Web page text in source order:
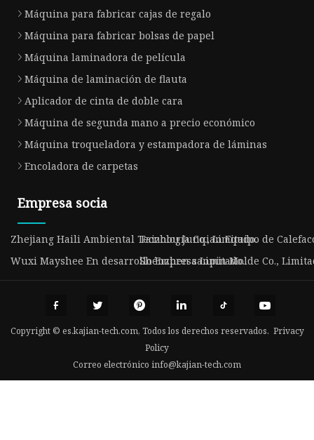
Máquina para fabricar cajas de regalo
Máquina para fabricar bolsas de papel
Máquina laminadora de película
Máquina de laminación de flauta
Aplicador de cinta de doble cara
Máquina de segunda mano a precio económico
Máquina troqueladora y estampadora de láminas
Encoladora de carpetas
Empresa socia
Zhejiang Haili Ambiental Tecnología Co., Limitado.
Taizhou Junqian Equipo de
Wuxi Mayshee En desarrollo Empresa Limitado.
Shénzhen sanpin Molde Co.,
Copyright © es.kajian-tech.com, Todos los derechos reservados. Privacy
Policy
Correo electrónico info@kajian-tech.com